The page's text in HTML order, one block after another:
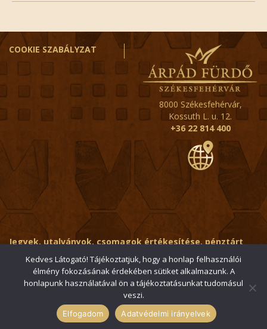
COOKIE SZABÁLYZAT
8000 Székesfehérvár,
Kossuth L. u. 12.
+36 22 814 400
Jegyek, utalványok, csomagok értékesítése, pénztárt
érintő kérdések:
ertekesito@fehervar-arpadfurdo.hu
Általános érdeklődés: info@fehervar-arpadfurdo.hu
© 2006-2026 Székesfehérvári Árpád Fürdő / Minden jog
Kedves Látogató! Tájékoztatjuk, hogy a honlap felhasználói
élmény fokozásának érdekében sütiket alkalmazunk. A
honlapunk használatával ön a tájékoztatásunkat tudomásul
veszi.
Elfogadom Adatvédelmi irányelvek